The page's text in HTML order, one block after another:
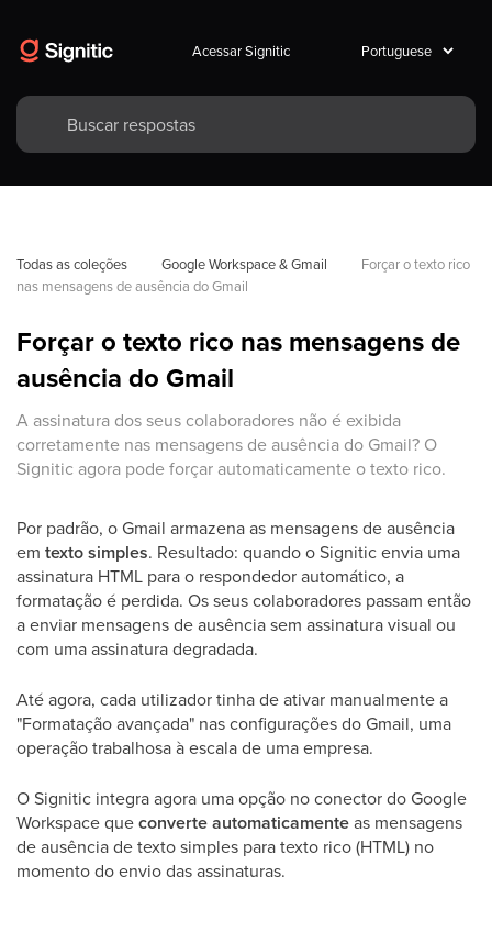
Acessar Signitic
Todas as coleções Google Workspace & Gmail
Forçar o texto rico
nas mensagens de ausência do Gmail
Forçar o texto rico nas mensagens de
ausência do Gmail
A assinatura dos seus colaboradores não é exibida
corretamente nas mensagens de ausência do Gmail? O
Signitic agora pode forçar automaticamente o texto rico.
Por padrão, o Gmail armazena as mensagens de ausência
em texto simples. Resultado: quando o Signitic envia uma
assinatura HTML para o respondedor automático, a
formatação é perdida. Os seus colaboradores passam então
a enviar mensagens de ausência sem assinatura visual ou
com uma assinatura degradada.
Até agora, cada utilizador tinha de ativar manualmente a
"Formatação avançada" nas configurações do Gmail, uma
operação trabalhosa à escala de uma empresa.
O Signitic integra agora uma opção no conector do Google
Workspace queconverte automaticamenteas mensagens
de ausência de texto simples para texto rico (HTML) no
momento do envio das assinaturas.